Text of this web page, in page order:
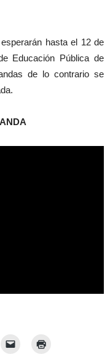
hasta el 12 de
Educación Pública de
de lo contrario se